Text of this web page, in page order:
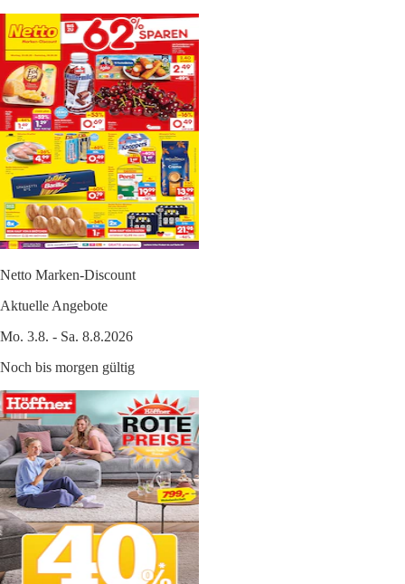
Netto Marken-Discount
Aktuelle Angebote
Mo. 3.8. - Sa. 8.8.2026
Noch bis morgen gültig